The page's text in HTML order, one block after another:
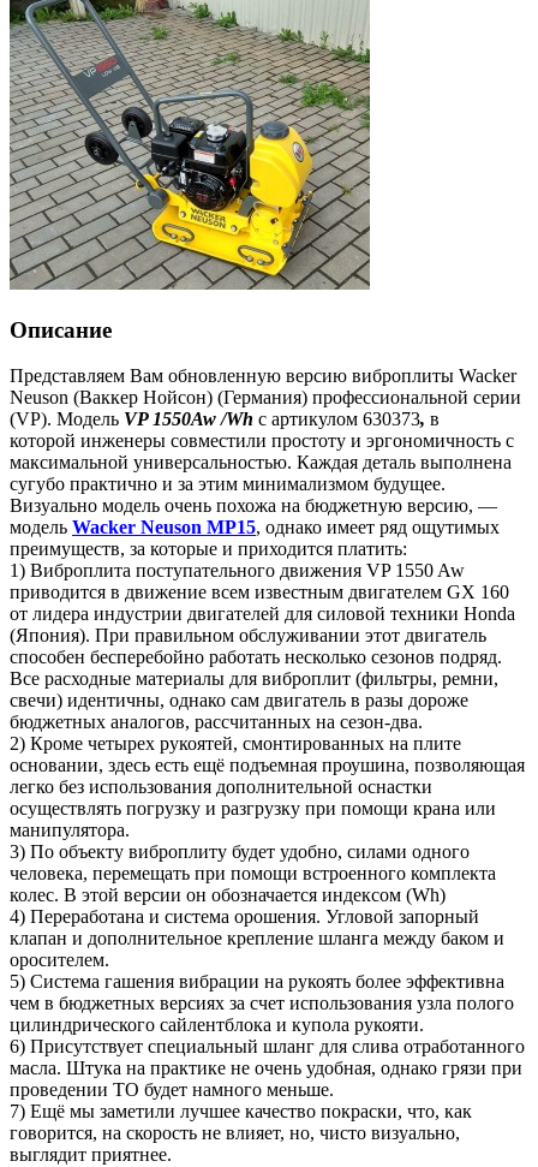
Описание
Представляем Вам обновленную версию виброплиты Wacker
Neuson (Ваккер Нойсон) (Германия) профессиональной серии
(VP). Модель VP 1550Aw /Wh с артикулом 630373, в
которой инженеры совместили простоту и эргономичность с
максимальной универсальностью. Каждая деталь выполнена
сугубо практично и за этим минимализмом будущее.
Визуально модель очень похожа на бюджетную версию, —
модель Wacker Neuson MP15, однако имеет ряд ощутимых
преимуществ, за которые и приходится платить:
1) Виброплита поступательного движения VP 1550 Aw
приводится в движение всем известным двигателем GX 160
от лидера индустрии двигателей для силовой техники Honda
(Япония). При правильном обслуживании этот двигатель
способен бесперебойно работать несколько сезонов подряд.
Все расходные материалы для виброплит (фильтры, ремни,
свечи) идентичны, однако сам двигатель в разы дороже
бюджетных аналогов, рассчитанных на сезон-два.
2) Кроме четырех рукоятей, смонтированных на плите
основании, здесь есть ещё подъемная проушина, позволяющая
легко без использования дополнительной оснастки
осуществлять погрузку и разгрузку при помощи крана или
манипулятора.
3) По объекту виброплиту будет удобно, силами одного
человека, перемещать при помощи встроенного комплекта
колес. В этой версии он обозначается индексом (Wh)
4) Переработана и система орошения. Угловой запорный
клапан и дополнительное крепление шланга между баком и
оросителем.
5) Система гашения вибрации на рукоять более эффективна
чем в бюджетных версиях за счет использования узла полого
цилиндрического сайлентблока и купола рукояти.
6) Присутствует специальный шланг для слива отработанного
масла. Штука на практике не очень удобная, однако грязи при
проведении ТО будет намного меньше.
7) Ещё мы заметили лучшее качество покраски, что, как
говорится, на скорость не влияет, но, чисто визуально,
выглядит приятнее.